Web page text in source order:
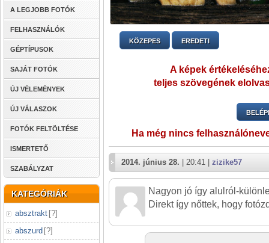
A LEGJOBB FOTÓK
FELHASZNÁLÓK
GÉPTÍPUSOK
SAJÁT FOTÓK
ÚJ VÉLEMÉNYEK
ÚJ VÁLASZOK
FOTÓK FELTÖLTÉSE
ISMERTETŐ
SZABÁLYZAT
KATEGÓRIÁK
absztrakt [?]
abszurd [?]
KÖZEPES EREDETI
A képek
teljes szövegének
Ha még nincs
2014. június 28. | 20:41 | zizike57
Nagyon jó így alulról-
Direkt így nőttek, hogy